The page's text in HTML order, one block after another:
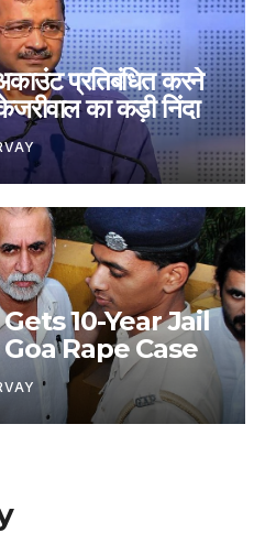
प्रतिबंधित करने
का कड़ी निंदा
10-Year Jail
Rape Case